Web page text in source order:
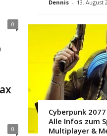
0
0
Dennis - 13. August
Cyberpunk
Alle Infos zum
Multiplayer &